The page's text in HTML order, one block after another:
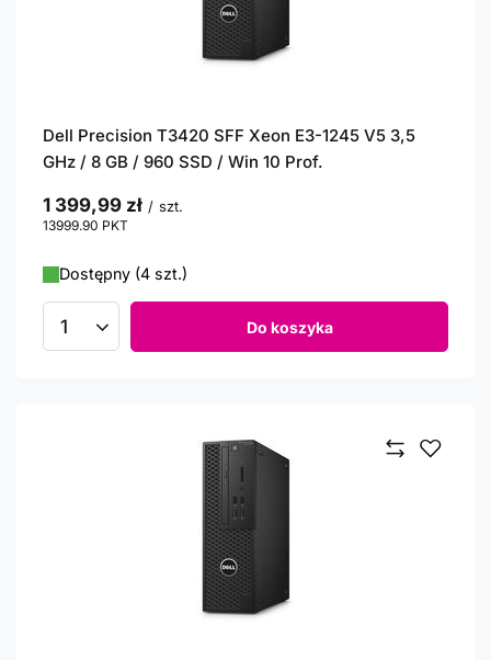
Dell Precision T3420 SFF Xeon E3-1245 V5 3,5
GHz / 8 GB / 960 SSD / Win 10 Prof.
1 399,99 zł / szt.
13999.90 PKT
Dostępny (4 szt.)
Ilość produktów Do koszyka